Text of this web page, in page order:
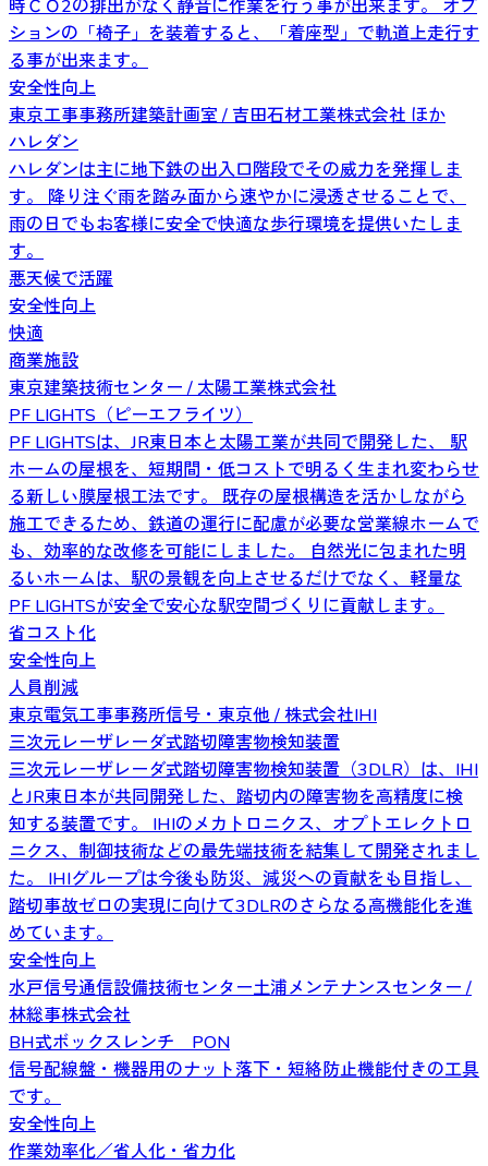
時ＣＯ2の排出がなく静音に作業を行う事が出来ます。 オプ
ションの「椅子」を装着すると、「着座型」で軌道上走行す
る事が出来ます。
安全性向上
東京工事事務所建築計画室 / 吉田石材工業株式会社 ほか
ハレダン
ハレダンは主に地下鉄の出入口階段でその威力を発揮しま
す。 降り注ぐ雨を踏み面から速やかに浸透させることで、
雨の日でもお客様に安全で快適な歩行環境を提供いたしま
す。
悪天候で活躍
安全性向上
快適
商業施設
東京建築技術センター / 太陽工業株式会社
PF LIGHTS（ピーエフライツ）
PF LIGHTSは、JR東日本と太陽工業が共同で開発した、 駅
ホームの屋根を、短期間・低コストで明るく生まれ変わらせ
る新しい膜屋根工法です。 既存の屋根構造を活かしながら
施工できるため、鉄道の運行に配慮が必要な営業線ホームで
も、効率的な改修を可能にしました。 自然光に包まれた明
るいホームは、駅の景観を向上させるだけでなく、軽量な
PF LIGHTSが安全で安心な駅空間づくりに貢献します。
省コスト化
安全性向上
人員削減
東京電気工事事務所信号・東京他 / 株式会社IHI
三次元レーザレーダ式踏切障害物検知装置
三次元レーザレーダ式踏切障害物検知装置（3DLR）は、IHI
とJR東日本が共同開発した、踏切内の障害物を高精度に検
知する装置です。 IHIのメカトロニクス、オプトエレクトロ
ニクス、制御技術などの最先端技術を結集して開発されまし
た。 IHIグループは今後も防災、減災への貢献をも目指し、
踏切事故ゼロの実現に向けて3DLRのさらなる高機能化を進
めています。
安全性向上
水戸信号通信設備技術センター土浦メンテナンスセンター /
林総事株式会社
BH式ボックスレンチ PON
信号配線盤・機器用のナット落下・短絡防止機能付きの工具
です。
安全性向上
作業効率化／省人化・省力化